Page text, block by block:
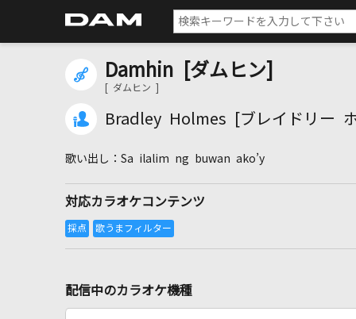
Damhin [ダムヒン]
[ ダムヒン ]
Bradley Holmes [ブレイドリー
Sa ilalim ng buwan ako’y
対応カラオケコンテンツ
配信中のカラオケ機種